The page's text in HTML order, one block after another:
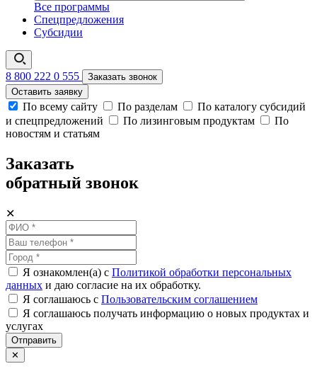
Все программы
Спецпредложения
Субсидии
8 800 222 0 555
Заказать звонок
Оставить заявку
По всему сайту По разделам
По каталогу субсидий
и спецпредложений
По лизинговым продуктам
По
новостям и статьям
Заказать
обратный звонок
✕
Я ознакомлен(а) с Политикой обработки персональных
данных и даю согласие на их обработку.
Я соглашаюсь c Пользовательским соглашением
Я соглашаюсь получать информацию о новых продуктах и
услугах
Отправить
✕